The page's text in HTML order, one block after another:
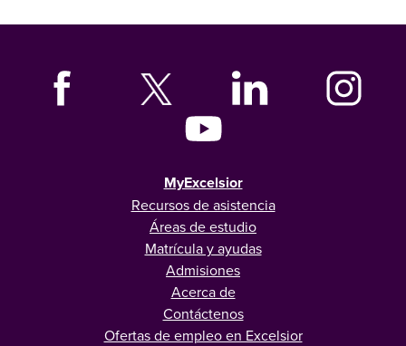
MyExcelsior
Recursos de asistencia
Áreas de estudio
Matrícula y ayudas
Admisiones
Acerca de
Contáctenos
Ofertas de empleo en Excelsior